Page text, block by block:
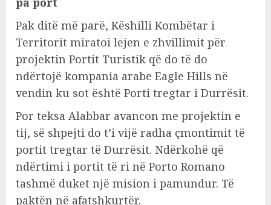
Pak ditë më parë, Këshilli Kombëtar i
Territorit miratoi lejen e zhvillimit për
projektin Portit Turistik që do të do
ndërtojë kompania arabe Eagle Hills në
vendin ku sot është Porti tregtar i Durrësit.
Por teksa Alabbar avancon me projektin e
tij, së shpejti do t’i vijë radha çmontimit të
portit tregtar të Durrësit. Ndërkohë që
ndërtimi i portit të ri në Porto Romano
tashmë duket një mision i pamundur. Të
paktën në afatshkurtër.